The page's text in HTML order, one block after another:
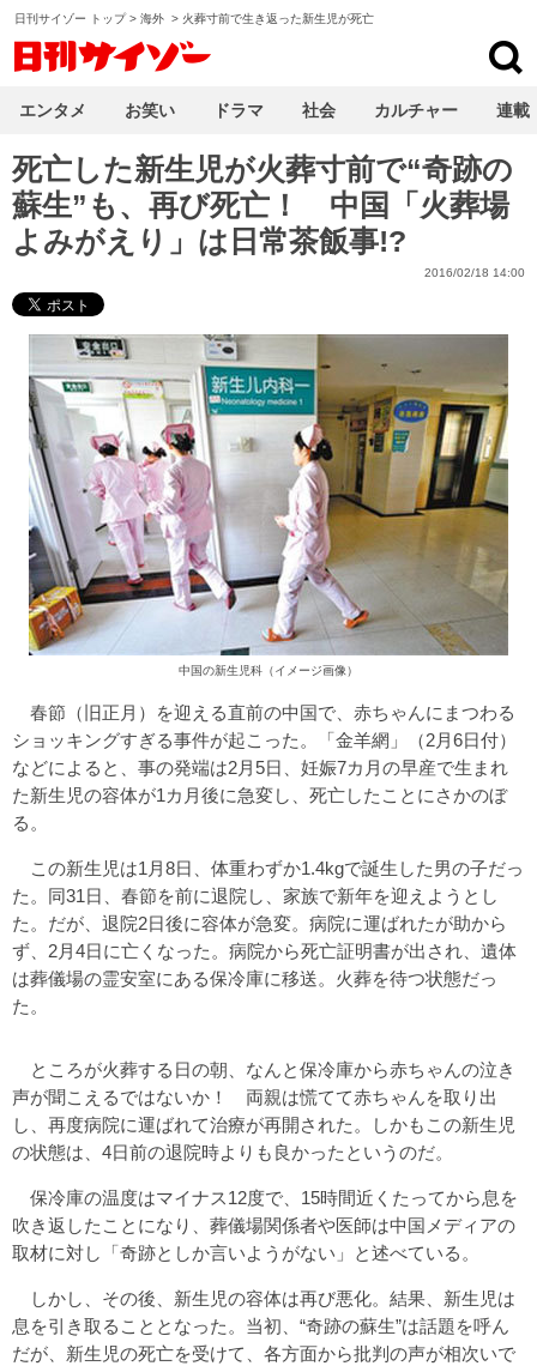
日刊サイゾー トップ> 海外 > 火葬寸前で生き返った新生児が死亡
死亡した新生児が火葬寸前で“奇跡の
蘇生”も、再び死亡！ 中国「火葬場
よみがえり」は日常茶飯事!?
2016/02/18 14:00
中国の新生児科（イメージ画像）
春節（旧正月）を迎える直前の中国で、赤ちゃんにまつわる
ショッキングすぎる事件が起こった。「金羊網」（2月6日付）
などによると、事の発端は2月5日、妊娠7カ月の早産で生まれ
た新生児の容体が1カ月後に急変し、死亡したことにさかのぼ
る。
この新生児は1月8日、体重わずか1.4kgで誕生した男の子だっ
た。同31日、春節を前に退院し、家族で新年を迎えようとし
た。だが、退院2日後に容体が急変。病院に運ばれたが助から
ず、2月4日に亡くなった。病院から死亡証明書が出され、遺体
は葬儀場の霊安室にある保冷庫に移送。火葬を待つ状態だっ
た。
ところが火葬する日の朝、なんと保冷庫から赤ちゃんの泣き
声が聞こえるではないか！ 両親は慌てて赤ちゃんを取り出
し、再度病院に運ばれて治療が再開された。しかもこの新生児
の状態は、4日前の退院時よりも良かったというのだ。
保冷庫の温度はマイナス12度で、15時間近くたってから息を
吹き返したことになり、葬儀場関係者や医師は中国メディアの
取材に対し「奇跡としか言いようがない」と述べている。
しかし、その後、新生児の容体は再び悪化。結果、新生児は
息を引き取ることとなった。当初、“奇跡の蘇生”は話題を呼ん
だが、新生児の死亡を受けて、各方面から批判の声が相次いで
エンタメ お笑い ドラマ 社会 カルチャー 連載